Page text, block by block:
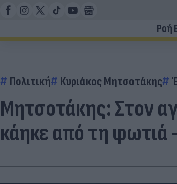
Ροή
Πολιτική Κυριάκος Μητσοτάκης
Μητσοτάκης: Στον
κάηκε από τη